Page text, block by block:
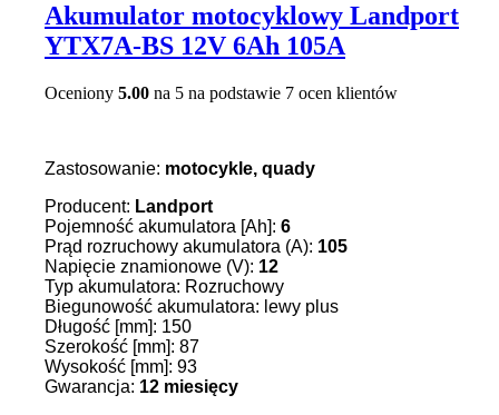
Akumulator motocyklowy Landport
YTX7A-BS 12V 6Ah 105A
Oceniony 5.00 na 5 na podstawie 7 ocen klientów
Zastosowanie: motocykle, quady
Producent: Landport
Pojemność akumulatora [Ah]: 6
Prąd rozruchowy akumulatora (A): 105
Napięcie znamionowe (V): 12
Typ akumulatora: Rozruchowy
Biegunowość akumulatora: lewy plus
Długość [mm]: 150
Szerokość [mm]: 87
Wysokość [mm]: 93
Gwarancja: 12 miesięcy